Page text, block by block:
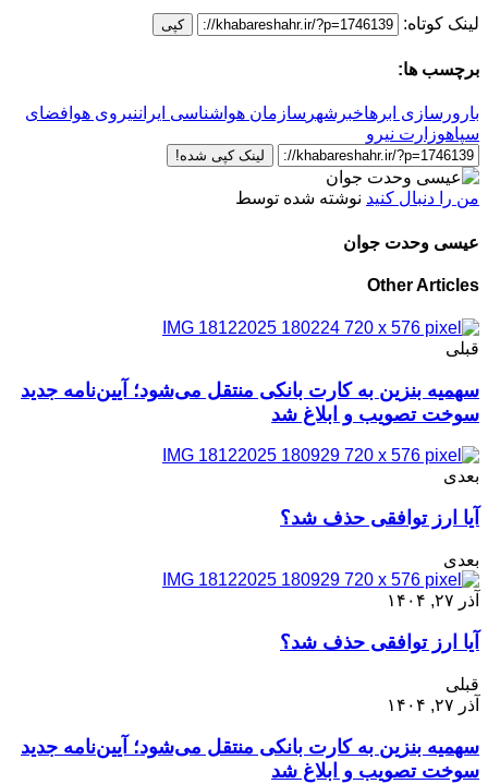
لینک کوتاه: کپی
برچسب ها:
بارورسازی ابرهاخبرشهر سازمان هواشناسی ایراننیروی هوافضای
سپاهوزارت نیرو
لینک کپی شده!
من را دنبال کنید نوشته شده توسط
عیسی وحدت جوان
Other Articles
قبلی
سهمیه بنزین به کارت بانکی منتقل می‌شود؛ آیین‌نامه جدید
سوخت تصویب و ابلاغ شد
بعدی
آیا ارز توافقی حذف شد؟
بعدی
آذر ۲۷, ۱۴۰۴
آیا ارز توافقی حذف شد؟
قبلی
آذر ۲۷, ۱۴۰۴
سهمیه بنزین به کارت بانکی منتقل می‌شود؛ آیین‌نامه جدید
سوخت تصویب و ابلاغ شد